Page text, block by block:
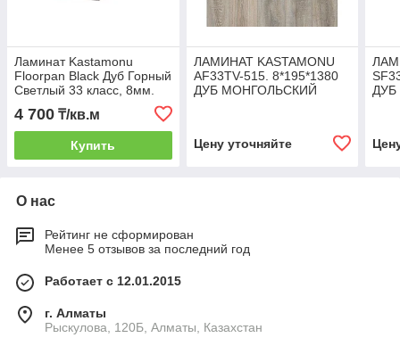
Ламинат Kastamonu
Floorpan Black Дуб Горный
Светлый 33 класс, 8мм.
4 700 ₸/кв.м
Купить
ЛАМИНАТ KASTAMONU
AF33TV-515. 8*195*1380
ДУБ МОНГОЛЬСКИЙ
Цену уточняйте
ДУБ
О нас
Рейтинг не сформирован
Менее 5 отзывов за последний год
Работает с 12.01.2015
г. Алматы
Рыскулова, 120Б, Алматы, Казахстан